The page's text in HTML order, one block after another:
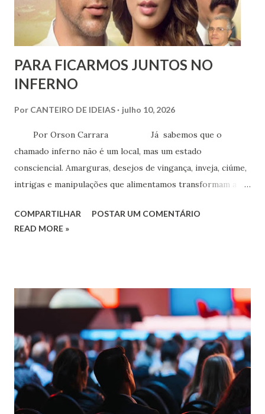
dadas pelo professor francês, há um simbolismo...
PARA FICARMOS JUNTOS NO
INFERNO
Por CANTEIRO DE IDEIAS julho 10, 2026
Por Orson Carrara Já sabemos que o
chamado inferno não é um local, mas um estado
consciencial. Amarguras, desejos de vingança, inveja, ciúme,
intrigas e manipulações que alimentamos transformam a
emocional, um estado de intensa perturbação e sofrimento.
Aquele inferno de sofrimento eterno, de diabo e caldeirões
sentimentos de vingança ou de controle sobre a vida alheia.
COMPARTILHAR
POSTAR UM COMENTÁRIO
READ MORE »